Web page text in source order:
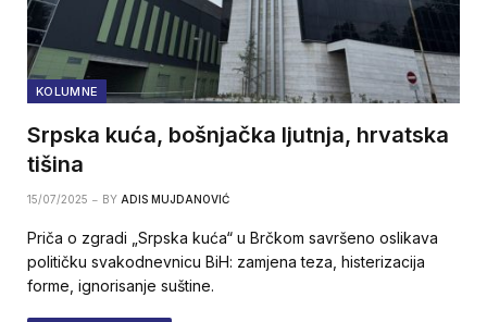
KOLUMNE
Srpska kuća, bošnjačka ljutnja, hrvatska
tišina
15/07/2025 BY ADIS MUJDANOVIĆ
Priča o zgradi „Srpska kuća“ u Brčkom savršeno oslikava
političku svakodnevnicu BiH: zamjena teza, histerizacija
forme, ignorisanje suštine.